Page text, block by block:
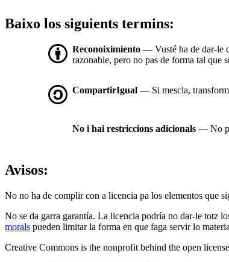
Baixo los siguients termins:
Reconoiximiento — Vusté ha de dar-le
razonable, pero no pas de forma tal que
CompartirIgual — Si mescla,
No i hai restriccions adicionals — No
Avisos:
No no ha de complir con a licencia pa los elementos que
No se da garra garantía. La licencia podría no dar-le totz
morals pueden limitar la forma en que faga servir lo
Creative Commons is the nonprofit behind the open